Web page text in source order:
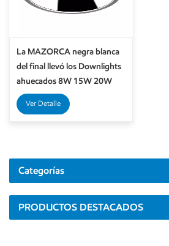
La MAZORCA negra blanca
del final llevó los Downlights
ahuecados 8W 15W 20W
30W para la iluminación
interior
Ver Detalle
Categorías
PRODUCTOS DESTACADOS